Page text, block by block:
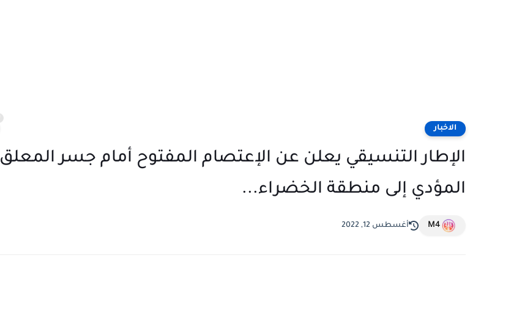
الاخبار
الإطار التنسيقي يعلن عن الإعتصام المفتوح أمام جسر المعلق
المؤدي إلى منطقة الخضراء...
M4 أغسطس 12, 2022